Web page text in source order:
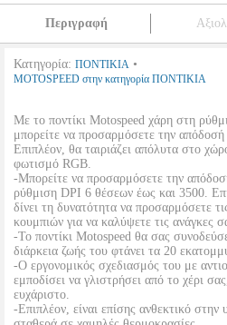
Περιγραφή
Κατηγορία: ΠΟΝΤΙΚΙΑ •
MOTOSPEED στην κατηγορία ΠΟΝΤΙΚΙΑ
Mε το ποντίκι Motospeed χάρη στη
μπορείτε να προσαρμόσετε την απόδοσή
Επιπλέον, θα ταιριάζει απόλυτα στο
φωτισμό RGB.
-Μπορείτε να προσαρμόσετε την
ρύθμιση DPI 6 θέσεων έως και 3500.
δίνει τη δυνατότητα να προσαρμόσετε
κουμπιών για να καλύψετε τις ανάγκες
-Το ποντίκι Motospeed θα σας
διάρκεια ζωής του φτάνει τα 20
-Ο εργονομικός σχεδιασμός του με
εμποδίσει να γλιστρήσει από το χέρι
ευχάριστο.
-Επιπλέον, είναι επίσης ανθεκτικό στην